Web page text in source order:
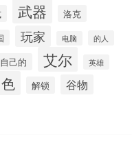
武器 洛克
玩家 电脑 的人
自己的 艾尔 英雄
解锁 谷物